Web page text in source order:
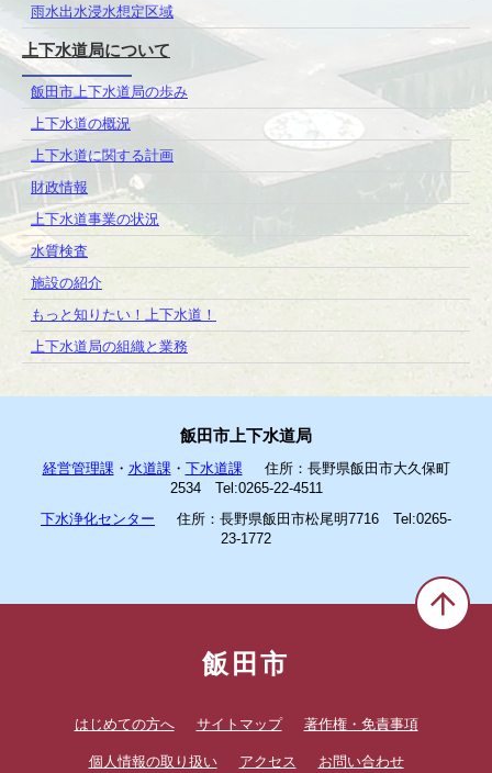
雨水出水浸水想定区域
上下水道局について
飯田市上下水道局の歩み
上下水道の概況
上下水道に関する計画
財政情報
上下水道事業の状況
水質検査
施設の紹介
もっと知りたい！上下水道！
上下水道局の組織と業務
飯田市上下水道局
経営管理課・ 水道課・ 下水道課
住所：長野県飯田市大久保町
2534 Tel:0265-22-4511
下水浄化センター
住所：長野県飯田市松尾明7716 Tel:0265-
23-1772
飯田市
はじめての方へ サイトマップ 著作権・免責事項
個人情報の取り扱い アクセス お問い合わせ